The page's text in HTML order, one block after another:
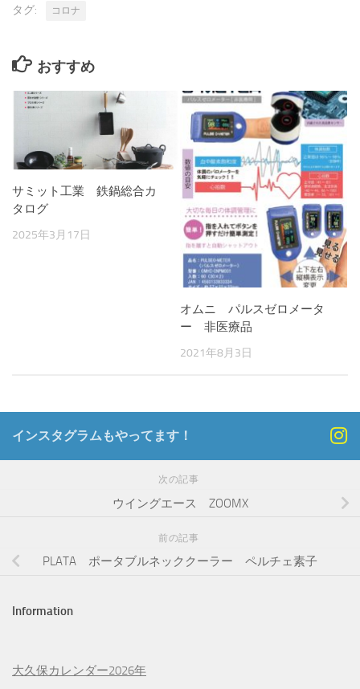
タグ: コロナ
おすすめ
サミット工業 鉄鍋総合カ
タログ
2025年3月17日
オムニ パルスゼロメータ
ー 非医療品
2021年8月3日
インスタグラムもやってます！
次の記事
ウイングエース ZOOMX
前の記事
PLATA ポータブルネッククーラー ペルチェ素子
Information
大久保カレンダー2026年